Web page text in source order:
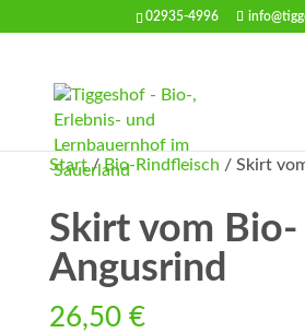
02935-4996
Start/Bio-Rindfleisch / Skirt
Skirt vom Bio-
Angusrind
26,50 €